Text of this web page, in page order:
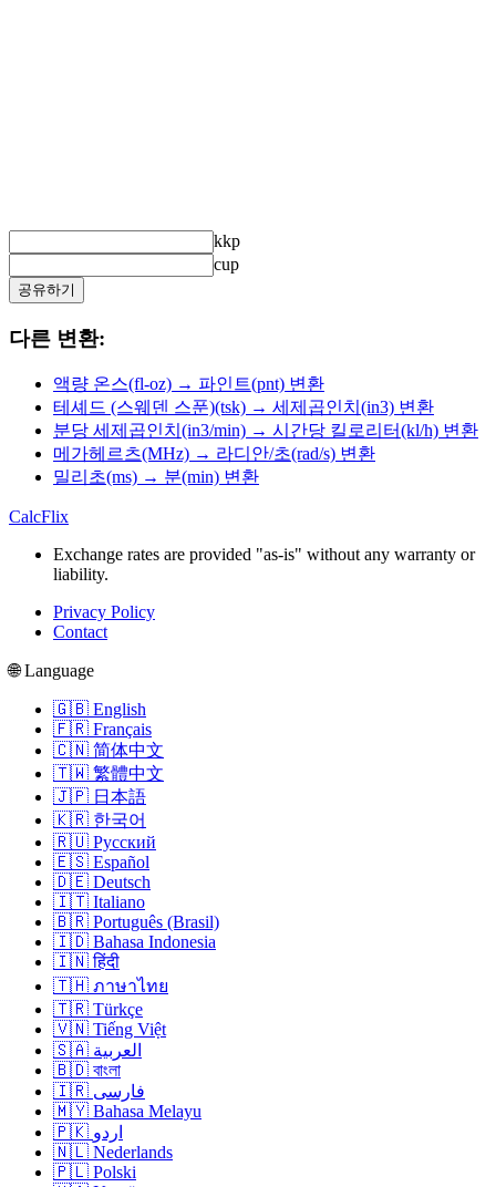
kkp
cup
공유하기
다른 변환:
액량 온스(fl-oz) → 파인트(pnt) 변환
테셰드 (스웨덴 스푼)(tsk) → 세제곱인치(in3) 변환
분당 세제곱인치(in3/min) → 시간당 킬로리터(kl/h) 변환
메가헤르츠(MHz) → 라디안/초(rad/s) 변환
밀리초(ms) → 분(min) 변환
CalcFlix
Exchange rates are provided "as-is" without any warranty or
liability.
Privacy Policy
Contact
🌐 Language
🇬🇧 English
🇫🇷 Français
🇨🇳 简体中文
🇹🇼 繁體中文
🇯🇵 日本語
🇰🇷 한국어
🇷🇺 Русский
🇪🇸 Español
🇩🇪 Deutsch
🇮🇹 Italiano
🇧🇷 Português (Brasil)
🇮🇩 Bahasa Indonesia
🇮🇳 हिंदी
🇹🇭 ภาษาไทย
🇹🇷 Türkçe
🇻🇳 Tiếng Việt
🇸🇦 العربية
🇧🇩 বাংলা
🇮🇷 فارسی
🇲🇾 Bahasa Melayu
🇵🇰 اردو
🇳🇱 Nederlands
🇵🇱 Polski